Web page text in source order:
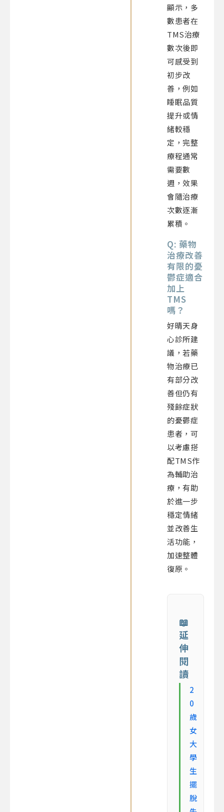
顯示，多
數患者在
TMS治療
數次後即
可感受到
初步改
善，例如
睡眠品質
提升或情
緒較穩
定，完整
療程通常
需要數
週，效果
會隨治療
次數逐漸
累積。
Q: 藥物
治療改善
有限的憂
鬱症適合
加上
TMS
嗎？
好晴天身
心診所建
議，若藥
物治療已
有部分改
善但仍有
殘餘症狀
的憂鬱症
患者，可
以考慮搭
配TMS作
為輔助治
療，有助
於進一步
穩定情緒
並改善生
活功能，
加速整體
復原。
📖
延
伸
閱
讀
2
0
歲
女
大
學
生
擺
脫